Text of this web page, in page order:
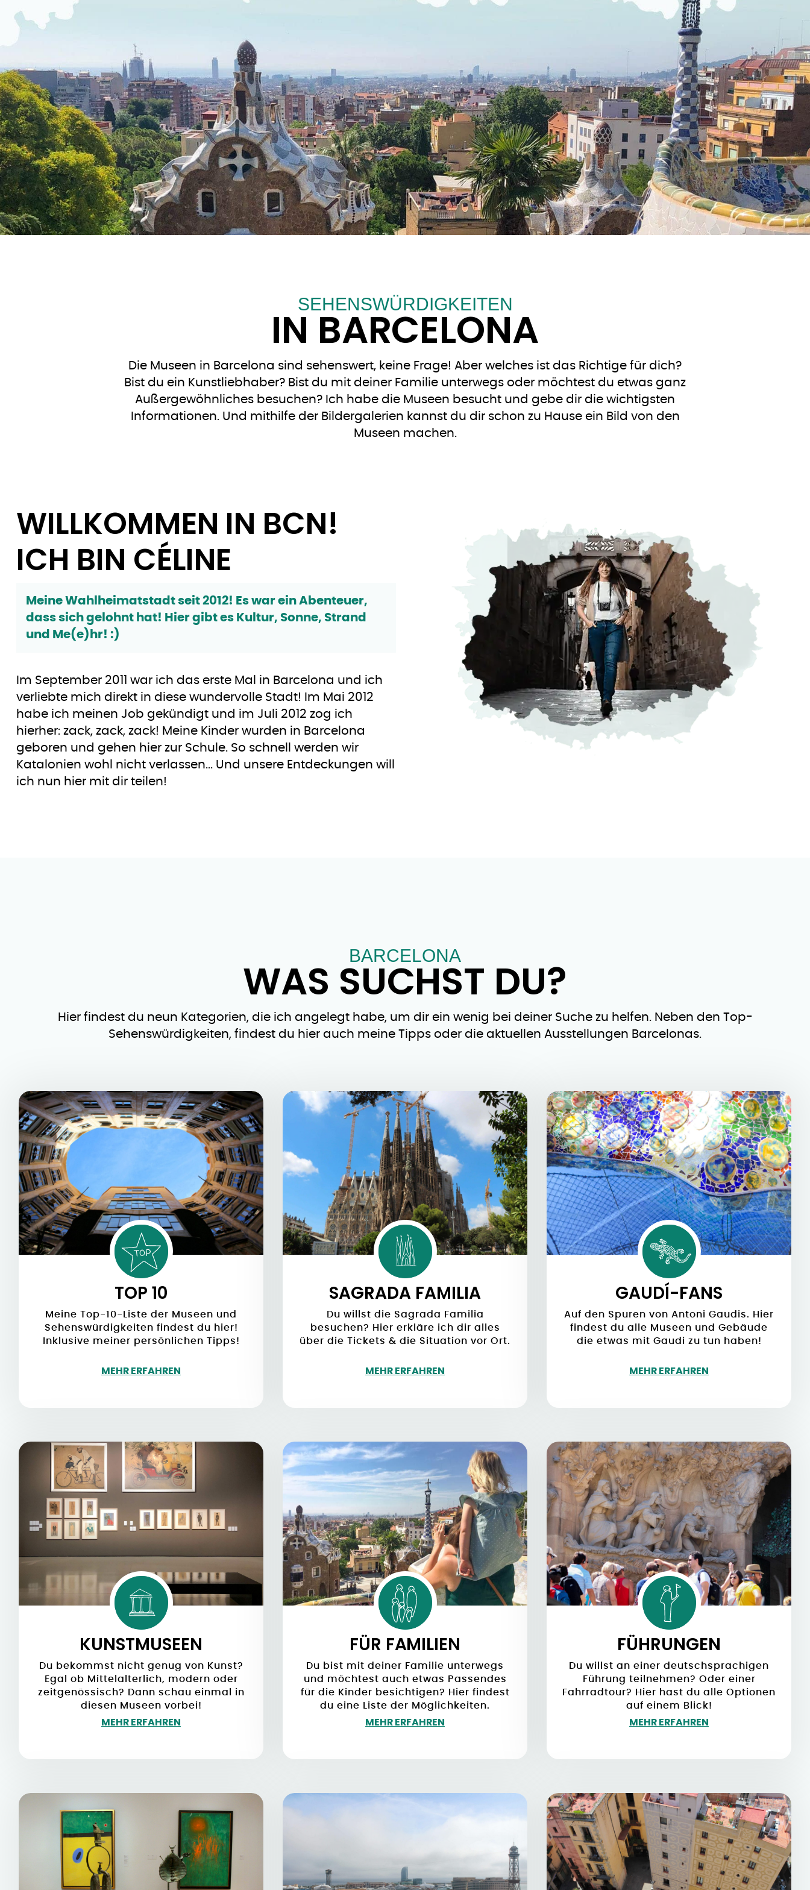
SEHENSWÜRDIGKEITEN
IN BARCELONA
Die Museen in Barcelona sind sehenswert, keine Frage! Aber welches ist das Richtige für dich?
Bist du ein Kunstliebhaber? Bist du mit deiner Familie unterwegs oder möchtest du etwas ganz
Außergewöhnliches besuchen? Ich habe die Museen besucht und gebe dir die wichtigsten
Informationen. Und mithilfe der Bildergalerien kannst du dir schon zu Hause ein Bild von den
Museen machen.
WILLKOMMEN IN BCN!
ICH BIN CÉLINE
Meine Wahlheimatstadt seit 2012! Es war ein Abenteuer,
dass sich gelohnt hat! Hier gibt es Kultur, Sonne, Strand
und Me(e)hr! :)
Im September 2011 war ich das erste Mal in Barcelona und ich
verliebte mich direkt in diese wundervolle Stadt! Im Mai 2012
habe ich meinen Job gekündigt und im Juli 2012 zog ich
hierher: zack, zack, zack! Meine Kinder wurden in Barcelona
geboren und gehen hier zur Schule. So schnell werden wir
Katalonien wohl nicht verlassen... Und unsere Entdeckungen will
ich nun hier mit dir teilen!
BARCELONA
WAS SUCHST DU?
Hier findest du neun Kategorien, die ich angelegt habe, um dir ein wenig bei deiner Suche zu helfen. Neben den Top-
Sehenswürdigkeiten, findest du hier auch meine Tipps oder die aktuellen Ausstellungen Barcelonas.
TOP 10
Meine Top-10-Liste der Museen und
Sehenswürdigkeiten findest du hier!
Inklusive meiner persönlichen Tipps!
MEHR ERFAHREN
SAGRADA FAMILIA
Du willst die Sagrada Familia
besuchen? Hier erkläre ich dir alles
über die Tickets & die Situation vor Ort.
MEHR ERFAHREN
GAUDÍ-FANS
Auf den Spuren von Antoni Gaudis. Hier
findest du alle Museen und Gebäude
die etwas mit Gaudi zu tun haben!
MEHR ERFAHREN
KUNSTMUSEEN
Du bekommst nicht genug von Kunst?
Egal ob Mittelalterlich, modern oder
zeitgenössisch? Dann schau einmal in
diesen Museen vorbei!
MEHR ERFAHREN
FÜR FAMILIEN
Du bist mit deiner Familie unterwegs
und möchtest auch etwas Passendes
für die Kinder besichtigen? Hier findest
du eine Liste der Möglichkeiten.
MEHR ERFAHREN
FÜHRUNGEN
Du willst an einer deutschsprachigen
Führung teilnehmen? Oder einer
Fahrradtour? Hier hast du alle Optionen
auf einem Blick!
MEHR ERFAHREN